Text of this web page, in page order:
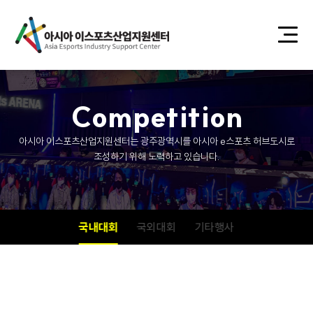
Competition
아시아 이스포츠산업지원센터는 광주광역시를 아시아 e스포츠 허브도시로
조성하기 위해 노력하고 있습니다.
국내대회 국외대회 기타행사